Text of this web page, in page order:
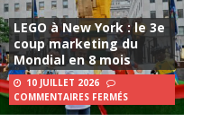
LEGO à New York : le 3e
coup marketing du
Mondial en 8 mois
10 JUILLET 2026
COMMENTAIRES FERMÉS